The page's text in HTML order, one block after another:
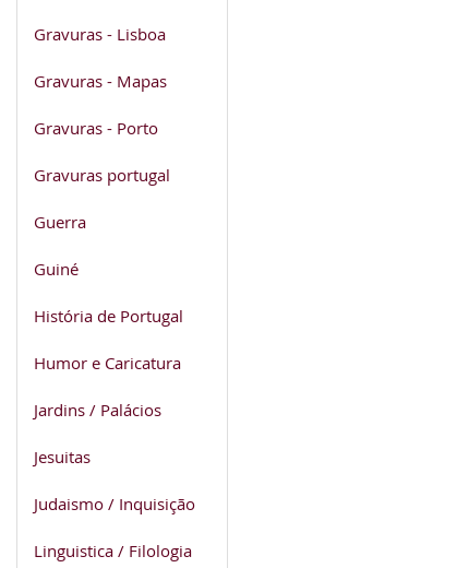
Gravuras - Lisboa
Gravuras - Mapas
Gravuras - Porto
Gravuras portugal
Guerra
Guiné
História de Portugal
Humor e Caricatura
Jardins / Palácios
Jesuitas
Judaismo / Inquisição
Linguistica / Filologia